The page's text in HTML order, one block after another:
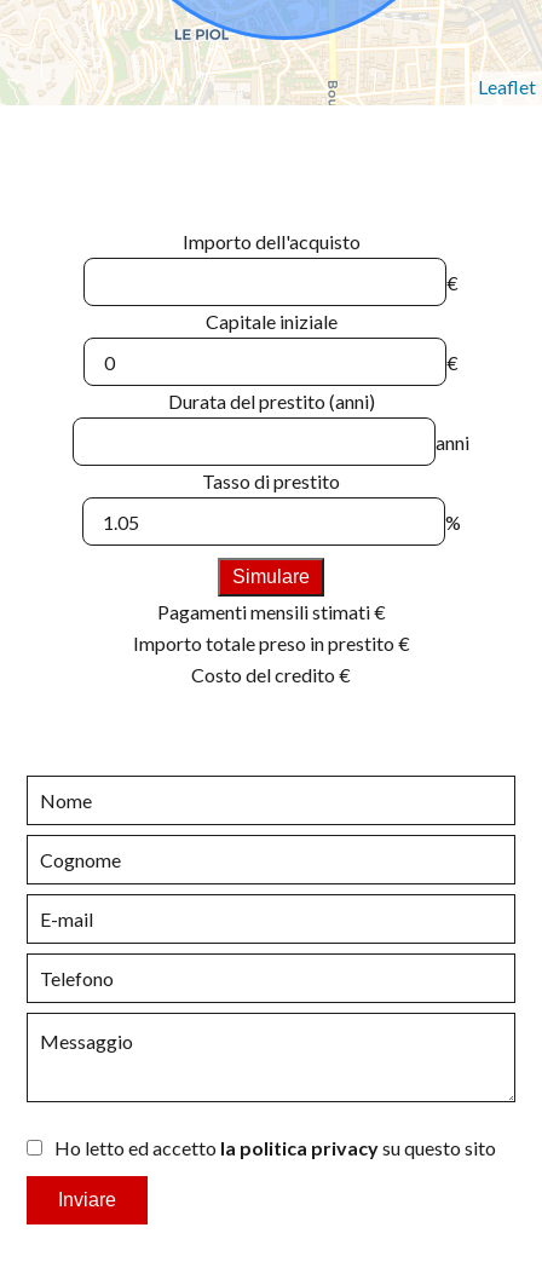
Leaflet
Importo dell'acquisto
€
Capitale iniziale
€
Durata del prestito (anni)
anni
Tasso di prestito
%
Simulare
Pagamenti mensili stimati€
Importo totale preso in prestito €
Costo del credito €
Ho letto ed accetto la politica privacysu questo sito
Inviare